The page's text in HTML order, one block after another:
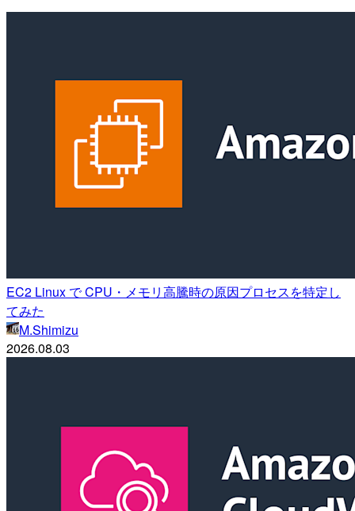
EC2 Linux で CPU・メモリ高騰時の原因プロセスを特定し
てみた
M.Shimizu
2026.08.03